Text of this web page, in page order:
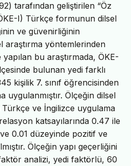
tarafından geliştirilen “Öz
I) Türkçe formunun dilsel
ve güvenirliğinin
araştırma yöntemlerinden
bu araştırmada, ÖKE-
bulunan yedi farklı
kişilik 7. sınıf öğrencisinden
uygulanmıştır. Ölçeğin dilsel
Türkçe ve İngilizce uygulama
katsayılarında 0.47 ile
0.01 düzeyinde pozitif ve
Ölçeğin yapı geçerliğini
analizi, yedi faktörlü, 60